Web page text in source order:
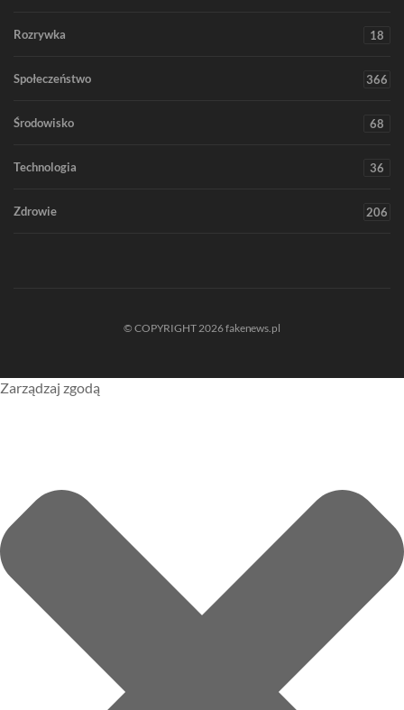
Rozrywka 18
Społeczeństwo 366
Środowisko 68
Technologia 36
Zdrowie 206
© COPYRIGHT 2026 fakenews.pl
Zarządzaj zgodą